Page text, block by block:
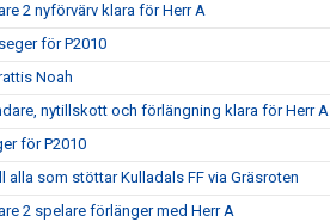
2 nyförvärv klara för Herr A
för P2010
Noah
nytillskott och förlängning klara för Herr A
för P2010
alla som stöttar Kulladals FF via Gräsroten
2 spelare förlänger med Herr A